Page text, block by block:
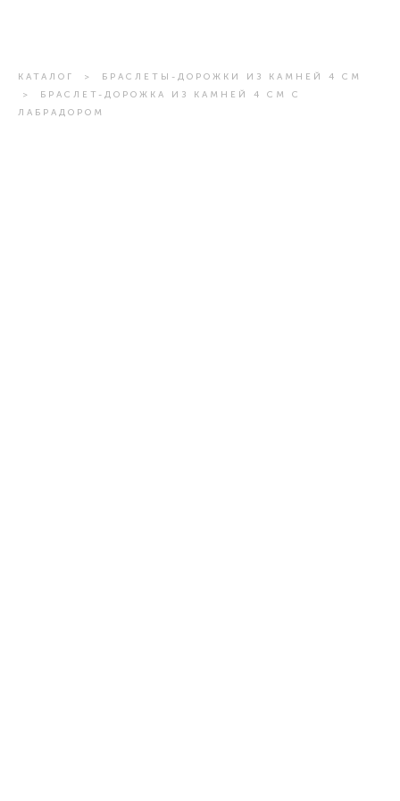
КАТАЛОГ >
БРАСЛЕТЫ-ДОРОЖКИ ИЗ КАМНЕЙ 4 СМ
>
БРАСЛЕТ-ДОРОЖКА ИЗ КАМНЕЙ 4 СМ С
ЛАБРАДОРОМ